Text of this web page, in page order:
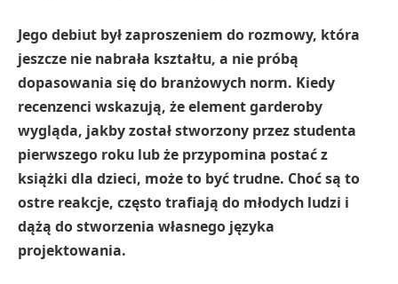
Jego debiut był zaproszeniem do rozmowy, która
jeszcze nie nabrała kształtu, a nie próbą
dopasowania się do branżowych norm. Kiedy
recenzenci wskazują, że element garderoby
wygląda, jakby został stworzony przez studenta
pierwszego roku lub że przypomina postać z
książki dla dzieci, może to być trudne. Choć są to
ostre reakcje, często trafiają do młodych ludzi i
dążą do stworzenia własnego języka
projektowania.